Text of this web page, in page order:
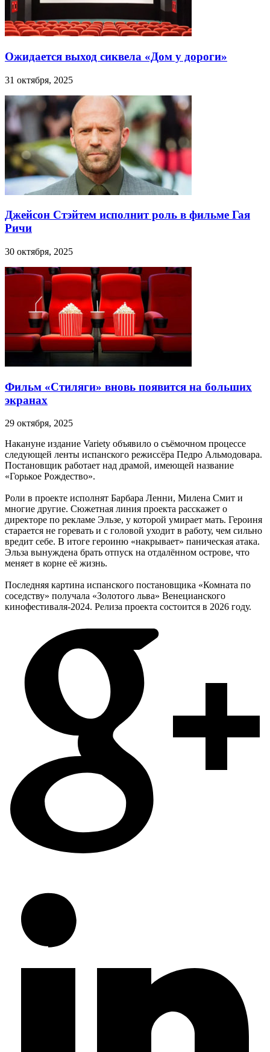
Ожидается выход сиквела «Дом у дороги»
31 октября, 2025
Джейсон Стэйтем исполнит роль в фильме Гая
Ричи
30 октября, 2025
Фильм «Стиляги» вновь появится на больших
экранах
29 октября, 2025
Накануне издание Variety объявило о съёмочном процессе
следующей ленты испанского режиссёра Педро Альмодовара.
Постановщик работает над драмой, имеющей название
«Горькое Рождество».
Роли в проекте исполнят Барбара Ленни, Милена Смит и
многие другие. Сюжетная линия проекта расскажет о
директоре по рекламе Эльзе, у которой умирает мать. Героиня
старается не горевать и с головой уходит в работу, чем сильно
вредит себе. В итоге героиню «накрывает» паническая атака.
Эльза вынуждена брать отпуск на отдалённом острове, что
меняет в корне её жизнь.
Последняя картина испанского постановщика «Комната по
соседству» получала «Золотого льва» Венецианского
кинофестиваля-2024. Релиза проекта состоится в 2026 году.